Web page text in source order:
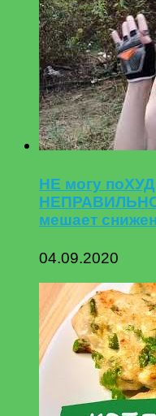
НЕ могу
мешает
04.09.2020